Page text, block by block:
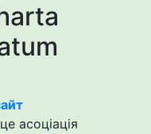
асоціація